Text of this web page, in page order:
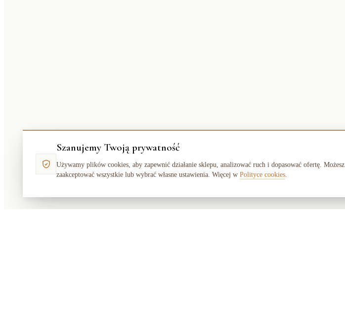
Szanujemy Twoją prywatność
Używamy plików cookies, aby zapewnić działanie sklepu, analizować ruch i dopasować ofertę. Możesz
zaakceptować wszystkie lub wybrać własne ustawienia. Więcej w Polityce cookies